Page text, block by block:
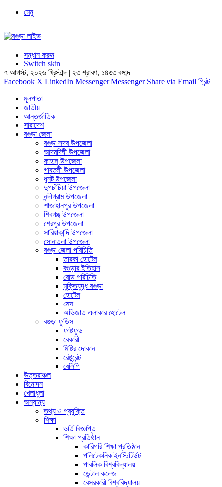
মেনু
সন্ধান করুন
Switch skin
৭ আগস্ট, ২০২৬ খ্রিস্টাব্দ | ২৩ শ্রাবণ, ১৪৩৩ বঙ্গাব্দ
Facebook X LinkedIn Messenger Messenger Share via Email প্রিন্ট
মূলপাতা
জাতীয়
আন্তর্জাতিক
সারাদেশ
বগুড়া জেলা
বগুড়া সদর উপজেলা
আদমদিঘী উপজেলা
কাহালু উপজেলা
গাবতলী উপজেলা
ধুনট উপজেলা
দুপচাঁচিয়া উপজেলা
নন্দীগ্রাম উপজেলা
শাজাহানপুর উপজেলা
শিবগঞ্জ উপজেলা
শেরপুর উপজেলা
সারিয়াকান্দি উপজেলা
সোনাতলা উপজেলা
বগুড়া জেলা পরিচিতি
তারকা হোটেল
বগুড়ার ইতিহাস
রোড পরিচিতি
মুক্তিযুদ্ধ বগুড়া
হোটেল
মেস
অভিজাত এলাকার হোটেল
বগুড়া ফুডিস
ফাষ্টফুড
বেকারী
মিষ্টির দোকান
রেষ্টুরেন্ট
রেসিপি
উত্তরাঞ্চল
বিনোদন
খেলাধুলা
অন্যান্য
তথ্য ও প্রযুক্তি
শিক্ষা
ভর্তি বিজ্ঞপ্তি
শিক্ষা প্রতিষ্ঠান
কারিগরি শিক্ষা প্রতিষ্ঠান
পলিটেকনিক ইনস্টিটিউট
পাবলিক বিশ্ববিদ্যালয়
ডেন্টাল কলেজ
বেসরকারী বিশ্ববিদ্যালয়